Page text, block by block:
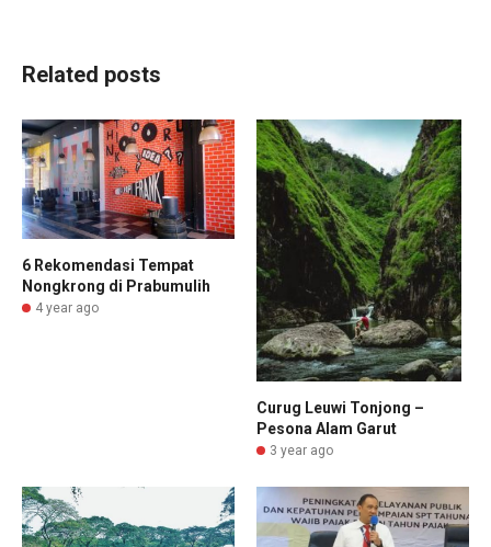
Related posts
6 Rekomendasi Tempat
Nongkrong di Prabumulih
4 year ago
Curug Leuwi Tonjong –
Pesona Alam Garut
3 year ago